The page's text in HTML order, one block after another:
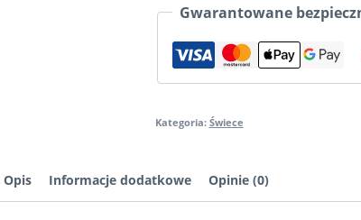
pień
Gwarantowane
Kategoria: Świece
Opis Informacje dodatkowe Opinie (0)